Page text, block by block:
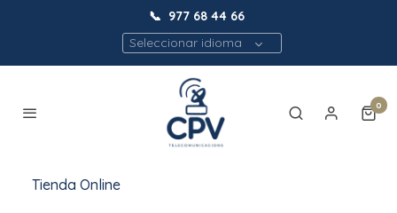
📞 977 68 44 66
Seleccionar idioma
0
Tienda Online